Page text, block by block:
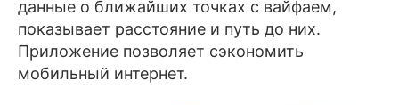
данные о ближайших точках с вайфаем,
показывает расстояние и путь до них.
Приложение позволяет сэкономить
мобильный интернет.